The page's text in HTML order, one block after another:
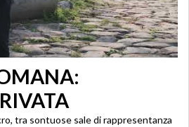
tra sontuose sale di rappresentanza